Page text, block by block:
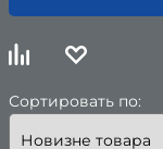
Сортировать по: